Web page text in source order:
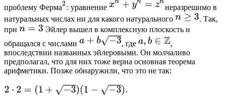
проблему Ферма
: уравнение
неразрешимо в
натуральных числах ни для какого натурального
. Так,
при
Эйлер вышел в комплексную плоскость и
обращался с числами
, где
,
впоследствии названных эйлеровыми. Он молчаливо
предполагал, что для них тоже верна основная теорема
арифметики. Позже обнаружили, что это не так: